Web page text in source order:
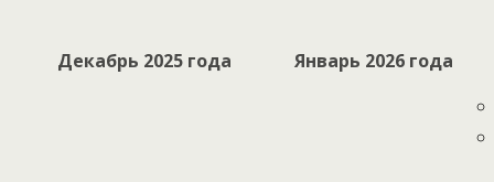
Декабрь 2025 года Январь 2026 года